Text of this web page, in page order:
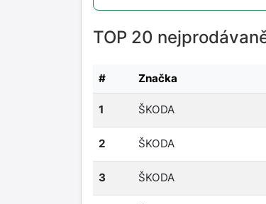
TOP 20
# Značka
1 ŠKODA
2 ŠKODA
3 ŠKODA